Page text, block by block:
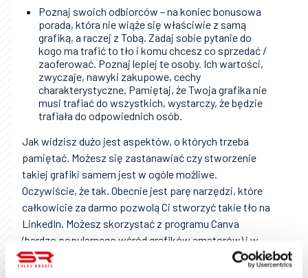
Poznaj swoich odbiorców – na koniec bonusowa
porada, która nie wiąże się właściwie z samą
grafiką, a raczej z Tobą. Zadaj sobie pytanie do
kogo ma trafić to tło i komu chcesz co sprzedać /
zaoferować. Poznaj lepiej te osoby. Ich wartości,
zwyczaje, nawyki zakupowe, cechy
charakterystyczne. Pamiętaj, że Twoja grafika nie
musi trafiać do wszystkich, wystarczy, że będzie
trafiała do odpowiednich osób.
Jak widzisz dużo jest aspektów, o których trzeba
pamiętać. Możesz się zastanawiać czy stworzenie
takiej grafiki samem jest w ogóle możliwe.
Oczywiście, że tak. Obecnie jest parę narzędzi, które
całkowicie za darmo pozwolą Ci stworzyć takie tło na
LinkedIn. Możesz skorzystać z programu Canva
(bardzo popularnego wśród grafików amatorów) i w
nim spróbować stworzyć własną kompozycję.
Profesjonalne zdjęcia, czy grafiki wektorowe możesz